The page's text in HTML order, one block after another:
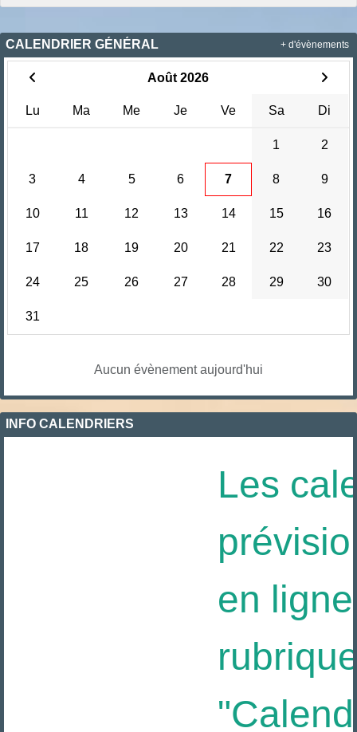
CALENDRIER GÉNÉRAL
Août 2026
Lu Ma Me Je Ve Sa Di
1 2
3 4 5 6 7 8 9
10 11 12 13 14 15 16
17 18 19 20 21 22 23
24 25 26 27 28 29 30
31
Aucun évènement aujourd'hui
+ d'évènements
INFO CALENDRIERS
Les
en ligne
rubrique